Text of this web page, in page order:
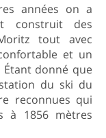
années on a
construit des
tout avec
et un
Étant donné que
du ski du
reconnues qui
à 1856 mètres